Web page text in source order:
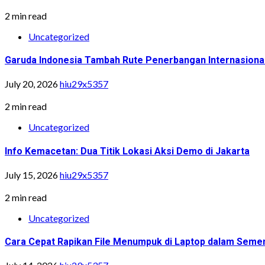
2 min read
Uncategorized
Garuda Indonesia Tambah Rute Penerbangan
July 20, 2026hiu29x5357
2 min read
Uncategorized
Info Kemacetan: Dua Titik Lokasi Aksi Demo di Jakarta
July 15, 2026hiu29x5357
2 min read
Uncategorized
Cara Cepat Rapikan File Menumpuk di Laptop dalam